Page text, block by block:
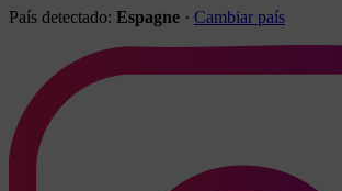
País detectado: Espagne · Cambiar país